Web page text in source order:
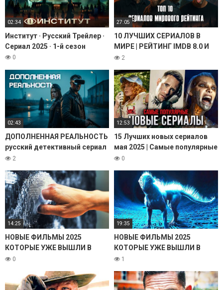
02:34
Институт · Русский Трейлер ·
Сериал 2025 · 1-й сезон
0
27:05
10 ЛУЧШИХ СЕРИАЛОВ В
МИРЕ | РЕЙТИНГ IMDB 8.0 И
ВЫШЕ | СЕРИАЛЫ НА ВЕЧЕР |
2
02:43
ДОПОЛНЕННАЯ РЕАЛЬНОСТЬ
русский детективный сериал
2026 — трейлер ии
2
12:53
15 Лучших новых сериалов
мая 2025 | Самые популярные
сериалы, которые стоит
0
14:25
НОВЫЕ ФИЛЬМЫ 2025
КОТОРЫЕ УЖЕ ВЫШЛИ В
ХОРОШЕМ КАЧЕСТВЕ. ТОП
НОВИНКИ КИНО. ОБЗОР
0
19:35
НОВЫЕ ФИЛЬМЫ 2025
КОТОРЫЕ УЖЕ ВЫШЛИ В
ХОРОШЕМ КАЧЕСТВЕ. ТОП
НОВИНКИ КИНО. ОБЗОР
1